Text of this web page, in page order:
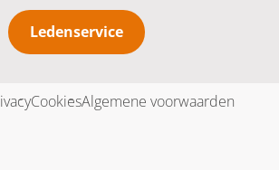
Ledenservice
CookiesAlgemene voorwaarden